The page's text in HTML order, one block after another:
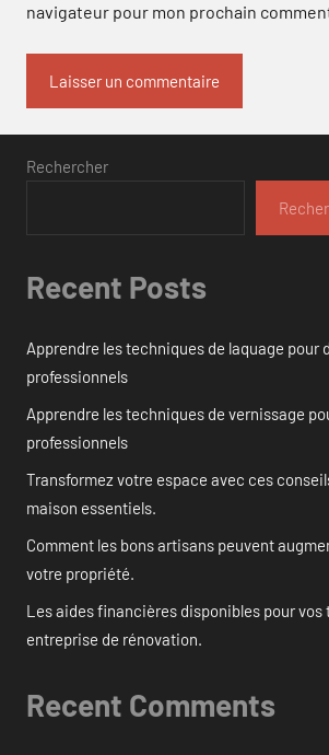
navigateur pour mon prochain
Rechercher
Recent Posts
Apprendre les techniques de laquage pour
professionnels
Apprendre les techniques de vernissage
professionnels
Transformez votre espace avec ces
maison essentiels.
Comment les bons artisans peuvent
votre propriété.
Les aides financières disponibles pour vos
entreprise de rénovation.
Recent Comments